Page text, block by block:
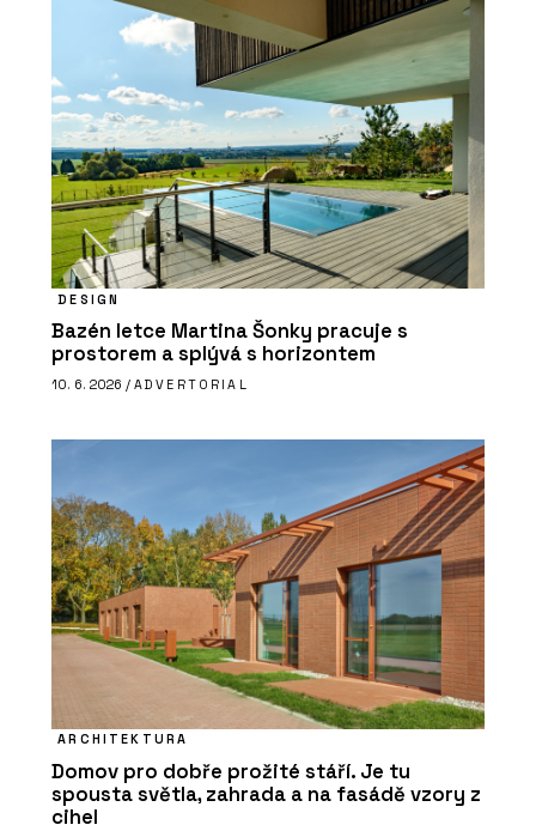
DESIGN
Bazén letce Martina Šonky pracuje s
prostorem a splývá s horizontem
10. 6. 2026 / ADVERTORIAL
ARCHITEKTURA
Domov pro dobře prožité stáří. Je tu
spousta světla, zahrada a na fasádě vzory z
cihel